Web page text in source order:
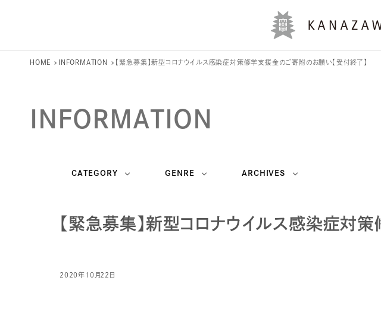
HOME INFORMATION 【緊急募集】新型コロナウイルス感染症対策修学支援金のご寄附のお願い【受付終了】
INFORMATION
CATEGORY GENRE ARCHIVES
【緊急募集】新型コロナウイルス感染症対
2020年10月22日